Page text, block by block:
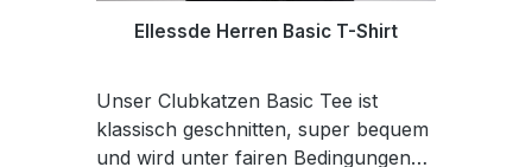
Ellessde Herren Basic T-Shirt
Unser Clubkatzen Basic Tee ist
klassisch geschnitten, super bequem
und wird unter fairen Bedingungen